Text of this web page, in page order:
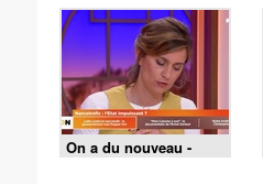
On a du nouveau -
22/05/2026